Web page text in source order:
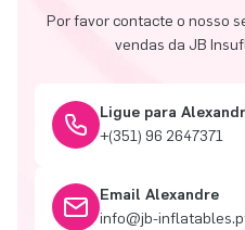
Por favor contacte o nosso
vendas da JB
Ligue para
+(351) 96 2647371
Email Alexandre
info@jb-